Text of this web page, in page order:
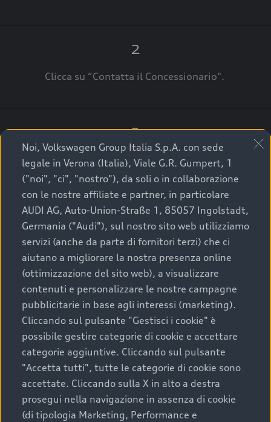
Noi, Volkswagen Group Italia S.p.A. con sede
legale in Verona (Italia), Viale G.R. Gumpert, 1
("noi", "ci", "nostro"), da soli o in collaborazione
con le nostre affiliate e partner, in particolare
AUDI AG, Auto-Union-Straße 1, 85057 Ingolstadt,
Germania ("Audi"), sul nostro sito web utilizziamo
servizi (anche da parte di fornitori terzi) che ci
aiutano a migliorare la nostra presenza online
(ottimizzazione del sito web), a visualizzare
contenuti e personalizzare le nostre campagne
pubblicitarie in base agli interessi (marketing).
Cliccando sul pulsante "Gestisci i cookie" è
possibile gestire categorie di cookie e accettare
categorie aggiuntive. Cliccando sul pulsante
"Accetta tutti", tutte le categorie di cookie sono
accettate. Cliccando sulla X in alto a destra
prosegui nella navigazione in assenza di cookie
(di tipologia Marketing, Performance e
2
Clicca su “Contatta il Concessionario".
3
A breve verrai ricontattato dal Customer Care
Audi Center o direttamente dal Concessionario
che ti supporterà per finalizzare la tua richiesta.
La qualità di acquistare
un’auto usata Audi
Scegliere un’auto usata è una decisione che coniuga
convenienza, affidabilità e sostenibilità. Per fare un
acquisto sicuro, è essenziale considerare aspetti
determinanti come la garanzia inclusa e l’affidabilità del
marchio. Audi offre l’auto usata perfetta tramite Audi
Prima Scelta :plus